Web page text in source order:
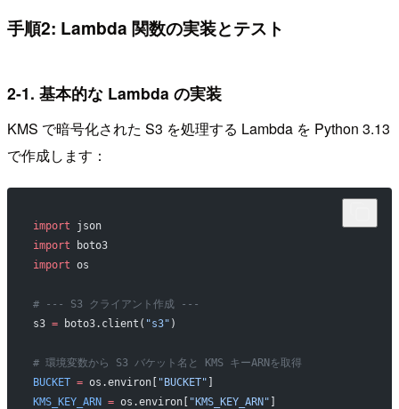
手順2: Lambda 関数の実装とテスト
2-1. 基本的な Lambda の実装
KMS で暗号化された S3 を処理する Lambda を Python 3.13
で作成します：
import json
import boto3
import os
# --- S3 クライアント作成 ---
s3 = boto3.client( "s3" )
# 環境変数から S3 バケット名と KMS キーARNを取得
BUCKET = os.environ[ "BUCKET" ]
KMS_KEY_ARN = os.environ[ "KMS_KEY_ARN" ]